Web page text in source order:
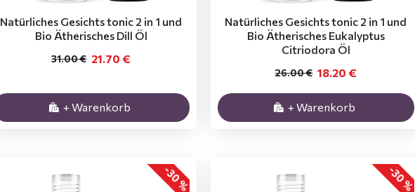
Natürliches Gesichts tonic 2 in 1 und
Bio Ätherisches Dill Öl
21.70 €
31.00 €
+ Warenkorb
Natürliches Gesichts tonic 2 in 1 und
Bio Ätherisches Eukalyptus
Citriodora Öl
18.20 €
26.00 €
+ Warenkorb
-30 % -30 %